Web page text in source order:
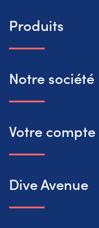
Produits
Notre société
Votre compte
Dive Avenue